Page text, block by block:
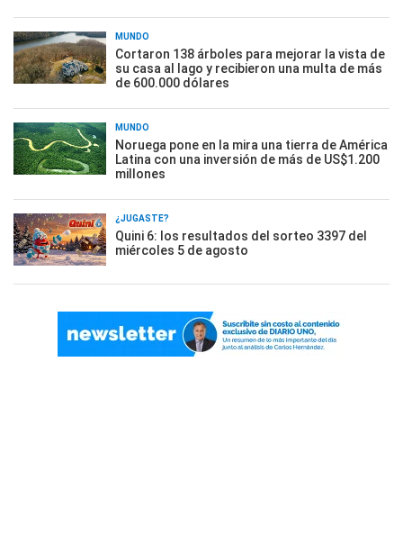
MUNDO
Cortaron 138 árboles para mejorar la vista de
su casa al lago y recibieron una multa de más
de 600.000 dólares
MUNDO
Noruega pone en la mira una tierra de América
Latina con una inversión de más de US$1.200
millones
¿JUGASTE?
Quini 6: los resultados del sorteo 3397 del
miércoles 5 de agosto